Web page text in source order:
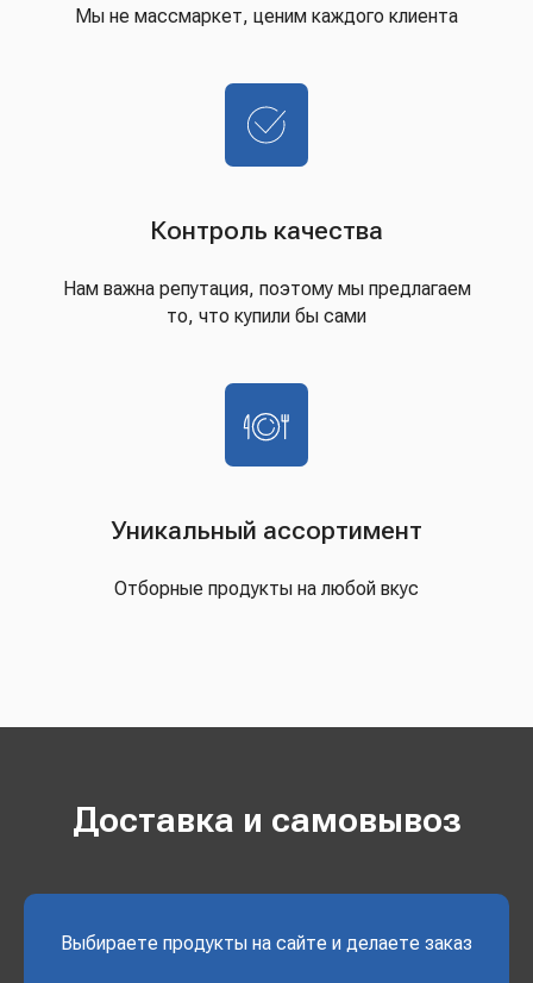
Мы не массмаркет, ценим каждого клиента
Контроль качества
Нам важна репутация, поэтому мы предлагаем
то, что купили бы сами
Уникальный ассортимент
Отборные продукты на любой вкус
Доставка и самовывоз
Выбираете продукты на сайте и делаете заказ